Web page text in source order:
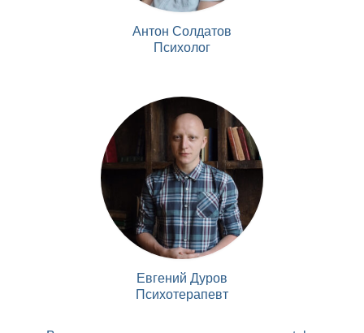
Антон Солдатов
Психолог
Евгений Дуров
Психотерапевт